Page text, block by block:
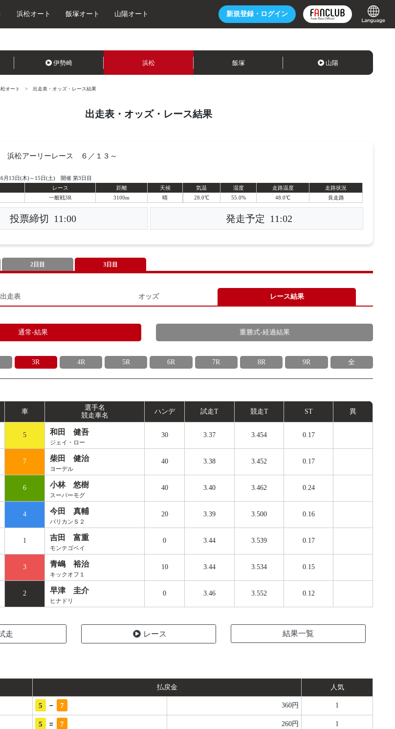
新規登録・ ログイン
浜松オート 飯塚オート 山陽オート
伊勢崎 浜松 飯塚 山陽
オート 出走表・オッズ・レース結果
出走表・オッズ・レース結果
浜松アーリーレース ６／１３～
月13日(木)～15日(土) 開催 第3日目
レース 距離
天候
一般戦3R 3100m 晴
気温 湿度 走路温度
走路状況
28.0℃
55.0% 48.0℃ 良走路
投票締切 11:00 発走予定 11:02
2日目 3日目
出走表 オッズ レース結果
通常-結果 重勝式-経過結果
3R 4R 5R 6R 7R 8R 9R 全
車
選手名
競走車名
ハンデ 試走T 競走T ST 異
5 和田 健吾
ジェイ・ロー
30 3.37 3.454 0.17
7 柴田 健治
ヨーデル
40 3.38 3.452 0.17
6 小林 悠樹
スーパーモグ
40 3.40 3.462 0.24
4 今田 真輔
バリカンＳ２
20 3.39 3.500 0.16
1 吉田 富重
モンテゴベイ
0 3.44 3.539 0.17
3 青嶋 裕治
キックオフ１
10 3.44 3.534 0.15
2 早津 圭介
ヒナドリ
0 3.46 3.552 0.12
走 レース 結果一覧
払戻金 人気
5 - 7 360円 1
5 = 7 260円 1